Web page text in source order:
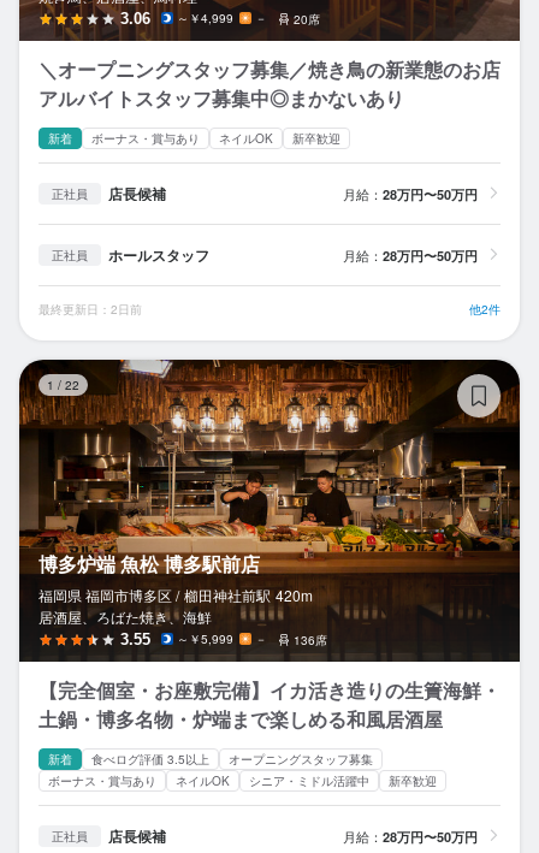
3.06 ～￥4,999 － 20席
＼オープニングスタッフ募集／焼き鳥の新業態のお店
アルバイトスタッフ募集中◎まかないあり
新着 ボーナス・賞与あり ネイルOK 新卒歓迎
正社員 店長候補 月給： 28万円〜50万円
正社員 ホールスタッフ 月給： 28万円〜50万円
最終更新日：2日前 他2件
1 / 22
博多炉端 魚松 博多駅前店
福岡県 福岡市博多区 / 櫛田神社前駅 420m
居酒屋、ろばた焼き、海鮮
3.55 ～￥5,999 － 136席
【完全個室・お座敷完備】イカ活き造りの生簀海鮮・
土鍋・博多名物・炉端まで楽しめる和風居酒屋
新着 食べログ評価 3.5以上
オープニングスタッフ募集
ボーナス・賞与あり
ネイルOK シニア・ミドル活躍中 新卒歓迎
正社員 店長候補 月給： 28万円〜50万円